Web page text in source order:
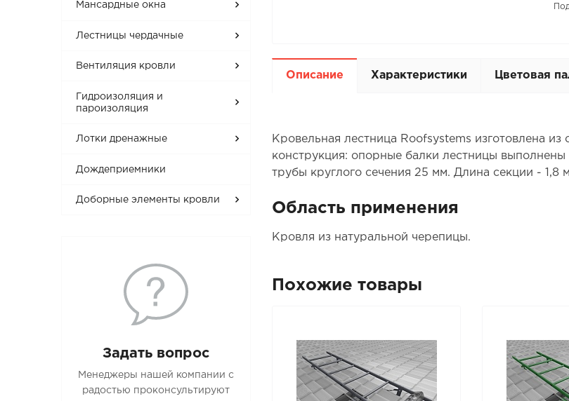
Мансардные окна
Лестницы чердачные
Вентиляция кровли
Гидроизоляция и
пароизоляция
Лотки дренажные
Дождеприемники
Доборные элементы кровли
Задать вопрос
Менеджеры нашей компании с
радостью проконсультируют
Описание Характеристики Цветовая
Кровельная лестница Roofsystems изготовлена из
конструкция: опорные балки лестницы
трубы круглого сечения 25 мм. Длина секции - 1,8
Область применения
Кровля из натуральной черепицы.
Похожие товары